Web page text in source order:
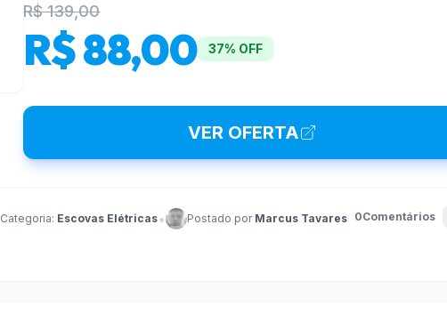
R$ 139,00
R$ 88,00 37% OFF
VER OFERTA
Categoria: Escovas Elétricas• Postado por Marcus Tavares 0Comentários